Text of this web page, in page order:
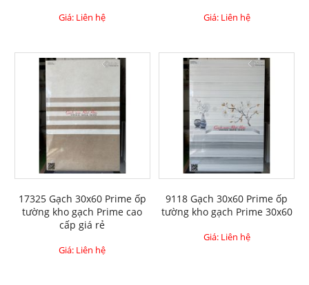
Giá: Liên hệ Giá: Liên hệ
17325 Gạch 30x60 Prime ốp
tường kho gạch Prime cao
cấp giá rẻ
Giá: Liên hệ
9118 Gạch 30x60 Prime ốp
tường kho gạch Prime 30x60
Giá: Liên hệ